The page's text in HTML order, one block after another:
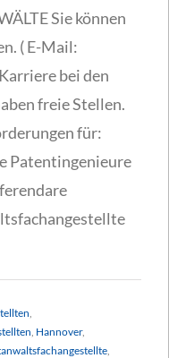
Sie können
( E-Mail:
bei den
freie Stellen.
für:
Patentingenieure
Hannover,